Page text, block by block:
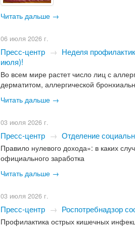
Читать дальше →
06 июля 2026 г.
Пресс-центр → Неделя
июля)!
Во всем мире растет число лиц с
дерматитом, аллергической
Читать дальше →
03 июля 2026 г.
Пресс-центр → Отделение
Правило нулевого дохода»: в каких
официального заработка
Читать дальше →
03 июля 2026 г.
Пресс-центр → Роспотребнадзор
Профилактика острых кишечных